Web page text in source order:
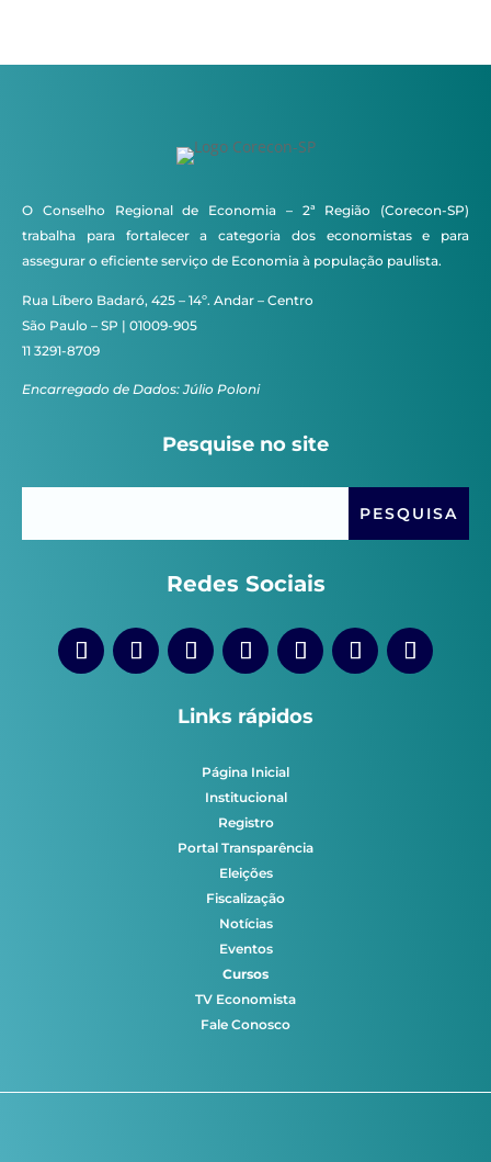
O Conselho Regional de Economia – 2ª Região (Corecon-SP)
trabalha para fortalecer a categoria dos economistas e para
assegurar o eficiente serviço de Economia à população paulista.
Rua Líbero Badaró, 425 – 14º. Andar – Centro
São Paulo – SP | 01009-905
11 3291-8709
Encarregado de Dados: Júlio Poloni
Pesquise no site
Redes Sociais
Links rápidos
Página Inicial
Institucional
Registro
Portal Transparência
Eleições
Fiscalização
Notícias
Eventos
Cursos
TV Economista
Fale Conosco